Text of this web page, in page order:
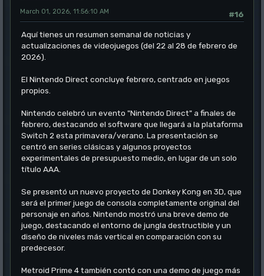
#16
March 01, 2026, 11:56:10 AM
Aquí tienes un resumen semanal de noticias y
actualizaciones de videojuegos (del 22 al 28 de febrero de
2026).
El Nintendo Direct concluye febrero, centrado en juegos
propios.
Nintendo celebró un evento "Nintendo Direct" a finales de
febrero, destacando el software que llegará a la plataforma
Switch 2 esta primavera/verano. La presentación se
centró en series clásicas y algunos proyectos
experimentales de presupuesto medio, en lugar de un solo
título AAA.
Se presentó un nuevo proyecto de Donkey Kong en 3D, que
será el primer juego de consola completamente original del
personaje en años. Nintendo mostró una breve demo de
juego, destacando el entorno de jungla destructible y un
diseño de niveles más vertical en comparación con su
predecesor.
Metroid Prime 4 también contó con una demo de juego más